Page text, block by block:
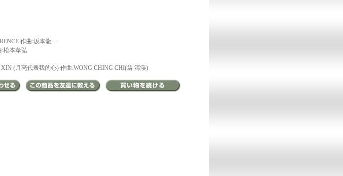
作曲:坂本龍一
:松本孝弘
(月亮代表我的心) 作曲:WONG CHING CHI(翁 清渓)